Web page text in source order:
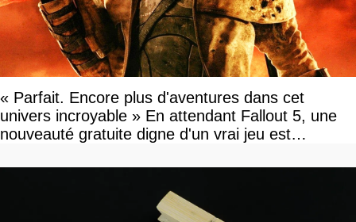
« Parfait. Encore plus d'aventures dans cet
univers incroyable » En attendant Fallout 5, une
nouveauté gratuite digne d'un vrai jeu est